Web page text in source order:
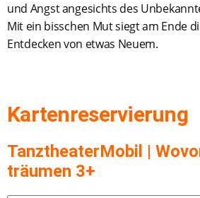
und Angst angesichts des
Mit ein bisschen Mut siegt am Ende
Entdecken von etwas Neuem.
Kartenreservierung
TanztheaterMobil |
träumen 3+